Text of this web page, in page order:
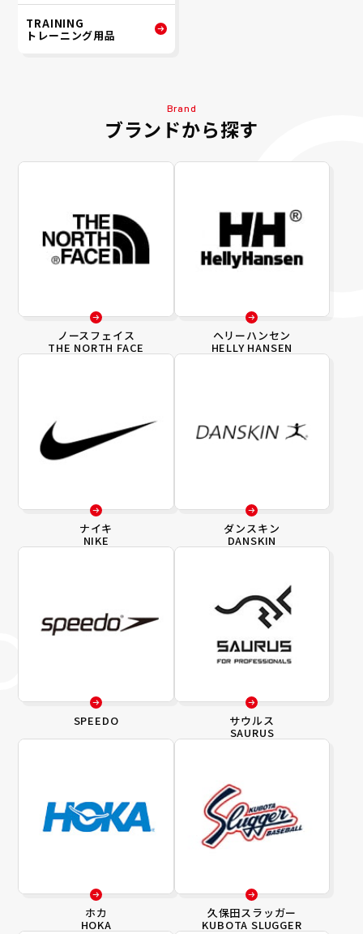
TRAINING
トレーニング用品
Brand
ブランドから探す
ノースフェイス
THE NORTH FACE
ヘリーハンセン
HELLY HANSEN
ナイキ
NIKE
ダンスキン
DANSKIN
SPEEDO サウルス
SAURUS
ホカ
HOKA
久保田スラッガー
KUBOTA SLUGGER